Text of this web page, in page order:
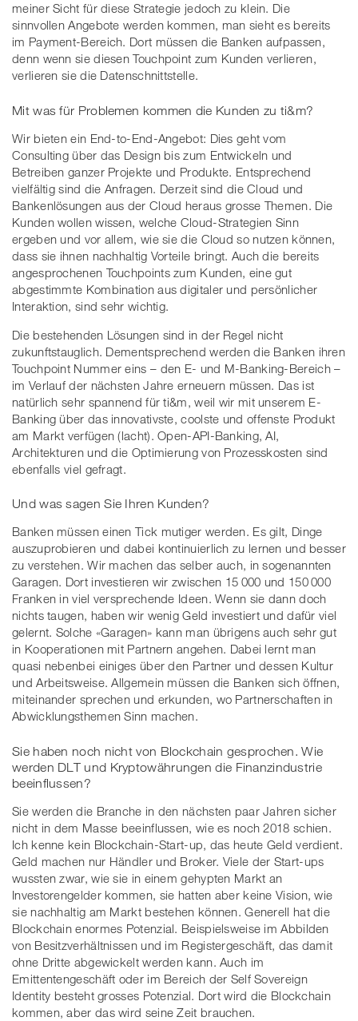
meiner Sicht für diese Strategie jedoch zu klein. Die
sinnvollen Angebote werden kommen, man sieht es bereits
im Payment-Bereich. Dort müssen die Banken aufpassen,
denn wenn sie diesen Touchpoint zum Kunden verlieren,
verlieren sie die Datenschnittstelle.
Mit was für Problemen kommen die Kunden zu ti&m?
Wir bieten ein End-to-End-Angebot: Dies geht vom
Consulting über das Design bis zum Entwickeln und
Betreiben ganzer Projekte und Produkte. Entsprechend
vielfältig sind die Anfragen. Derzeit sind die Cloud und
Bankenlösungen aus der Cloud heraus grosse Themen. Die
Kunden wollen wissen, welche Cloud-Strategien Sinn
ergeben und vor allem, wie sie die Cloud so nutzen können,
dass sie ihnen nachhaltig Vorteile bringt. Auch die bereits
angesprochenen Touchpoints zum Kunden, eine gut
abgestimmte Kombination aus digitaler und persönlicher
Interaktion, sind sehr wichtig.
Die bestehenden Lösungen sind in der Regel nicht
zukunftstauglich. Dementsprechend werden die Banken ihren
Touchpoint Nummer eins – den E- und M-Banking-Bereich –
im Verlauf der nächsten Jahre erneuern müssen. Das ist
natürlich sehr spannend für ti&m, weil wir mit unserem E-
Banking über das innovativste, coolste und offenste Produkt
am Markt verfügen (lacht). Open-API-Banking, AI,
Architekturen und die Optimierung von Prozesskosten sind
ebenfalls viel gefragt.
Und was sagen Sie Ihren Kunden?
Banken müssen einen Tick mutiger werden. Es gilt, Dinge
auszuprobieren und dabei kontinuierlich zu lernen und besser
zu verstehen. Wir machen das selber auch, in sogenannten
Garagen. Dort investieren wir zwischen 15 000 und 150 000
Franken in viel versprechende Ideen. Wenn sie dann doch
nichts taugen, haben wir wenig Geld investiert und dafür viel
gelernt. Solche «Garagen» kann man übrigens auch sehr gut
in Kooperationen mit Partnern angehen. Dabei lernt man
quasi nebenbei einiges über den Partner und dessen Kultur
und Arbeitsweise. Allgemein müssen die Banken sich öffnen,
miteinander sprechen und erkunden, wo Partnerschaften in
Abwicklungsthemen Sinn machen.
Sie haben noch nicht von Blockchain gesprochen. Wie
werden DLT und Kryptowährungen die Finanzindustrie
beeinflussen?
Sie werden die Branche in den nächsten paar Jahren sicher
nicht in dem Masse beeinflussen, wie es noch 2018 schien.
Ich kenne kein Blockchain-Start-up, das heute Geld verdient.
Geld machen nur Händler und Broker. Viele der Start-ups
wussten zwar, wie sie in einem gehypten Markt an
Investorengelder kommen, sie hatten aber keine Vision, wie
sie nachhaltig am Markt bestehen können. Generell hat die
Blockchain enormes Potenzial. Beispielsweise im Abbilden
von Besitzverhältnissen und im Registergeschäft, das damit
ohne Dritte abgewickelt werden kann. Auch im
Emittentengeschäft oder im Bereich der Self Sovereign
Identity besteht grosses Potenzial. Dort wird die Blockchain
kommen, aber das wird seine Zeit brauchen.